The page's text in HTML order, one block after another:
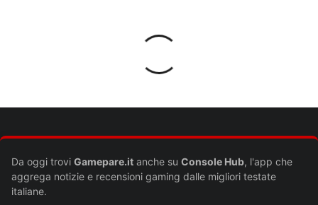
Il tuo indirizzo email non sarà pubblicato.
Da oggi trovi Gamepare.it anche su Console Hub, l'app che
aggrega notizie e recensioni gaming dalle migliori testate
italiane.